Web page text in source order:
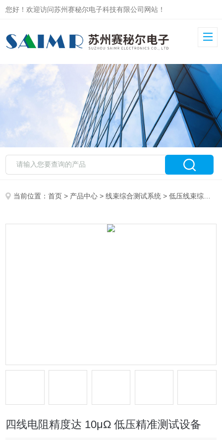
您好！欢迎访问苏州赛秘尔电子科技有限公司网站！
当前位置：首页 > 产品中心 >线束综合测试系统 >低压线束综合测试系统
四线电阻精度达 10μΩ 低压精准测试设备